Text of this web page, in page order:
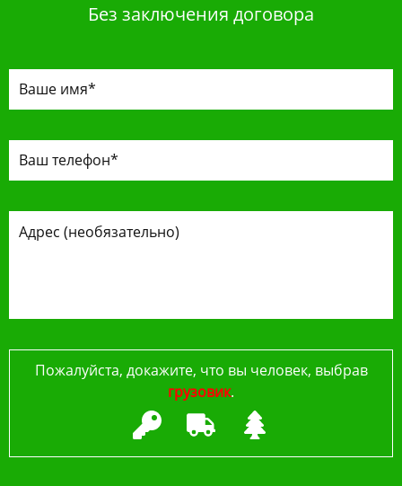
Без заключения договора
Пожалуйста, докажите, что вы человек, выбрав
грузовик.